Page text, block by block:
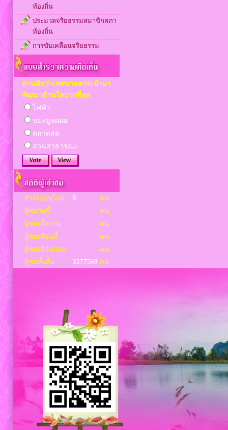
ท้องถิ่น
ประมวลจริยธรรมสมาชิกสภา
ท้องถิ่น
การขับเคลื่อนจริยธรรม
ท่านคิดว่าเทศบาลควรเข้ามา
พัฒนาด้านใดมากที่สุด
ไฟฟ้า
ขยะมูลฝอย
ตลาดสด
สวนสาธารณะ
กำลังออนไลน์ 8
คน
ผู้ชมวันนี้
คน
ผู้ชมเมื่อวาน
คน
ผู้ชมเดือนนี้
คน
ผู้ชมเดือนก่อน
คน
ผู้ชมทั้งสิ้น
3577569 คน